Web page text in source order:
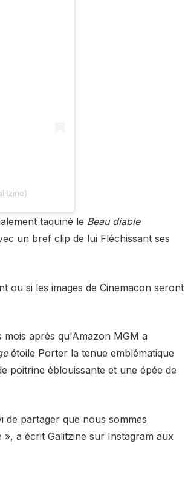
taquiné le Beau diable
un bref clip de lui Fléchissant ses
ou si les images de Cinemacon seront
après qu'Amazon MGM a
étoile Porter la tenue emblématique
poitrine éblouissante et une épée de
de partager que nous sommes
a écrit Galitzine sur Instagram aux